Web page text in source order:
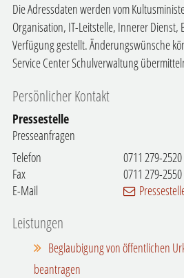
Die Adressdaten werden vom
Organisation, IT-Leitstelle, Innerer
Verfügung gestellt. Änderungswünsche
Service Center Schulverwaltung
Persönlicher Kontakt
Pressestelle
Presseanfragen
Telefon
0711 279-2520
Fax
0711 279-2550
E-Mail
Leistungen
Beglaubigung von öffentlichen
beantragen